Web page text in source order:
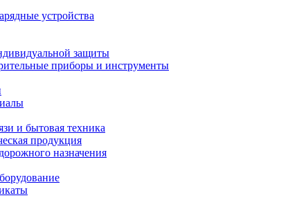
устройства
защиты
приборы и инструменты
и бытовая техника
продукция
назначения